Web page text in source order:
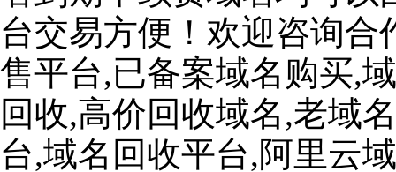
台交易方便！欢迎咨询
售平台,已备案域名购买,
回收,高价回收域名,老域
台,域名回收平台,阿里云